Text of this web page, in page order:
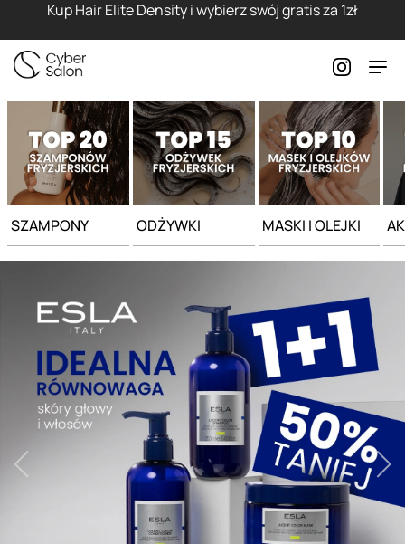
Kup Hair Elite Density i wybierz swój gratis za 1zł
SZAMPONY ODŻYWKI MASKI I OLEJKI
Strona główna - Cyber Salon